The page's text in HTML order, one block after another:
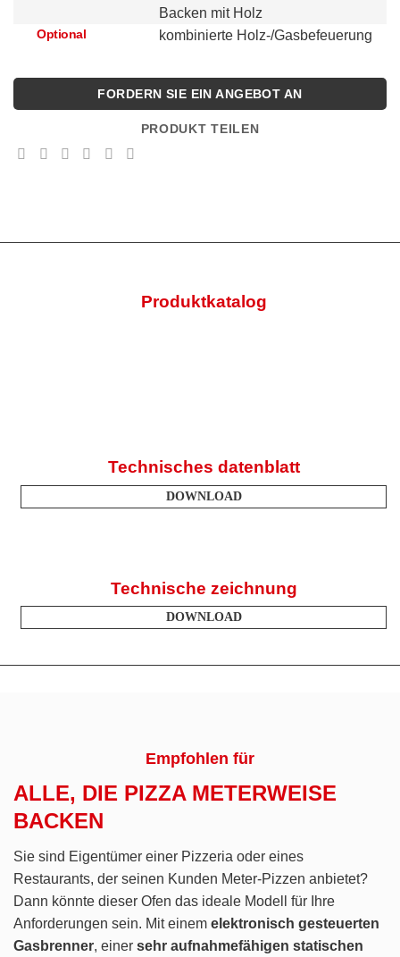
Backen mit Holz
Optional kombinierte Holz-/Gasbefeuerung
FORDERN SIE EIN ANGEBOT AN
PRODUKT TEILEN
Produktkatalog
Technisches datenblatt
DOWNLOAD
Technische zeichnung
DOWNLOAD
Empfohlen für
ALLE, DIE PIZZA METERWEISE
BACKEN
Sie sind Eigentümer einer Pizzeria oder eines
Restaurants, der seinen Kunden Meter-Pizzen anbietet?
Dann könnte dieser Ofen das ideale Modell für Ihre
Anforderungen sein. Mit einem elektronisch gesteuerten
Gasbrenner, einer sehr aufnahmefähigen statischen